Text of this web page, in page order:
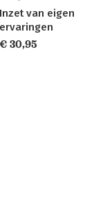
Inzet van eigen
ervaringen
€ 30,95